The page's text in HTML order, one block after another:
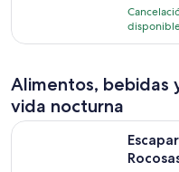
horas
y
45
con
601
Alimentos, bebidas
vida nocturna
Escapar de las Montañas